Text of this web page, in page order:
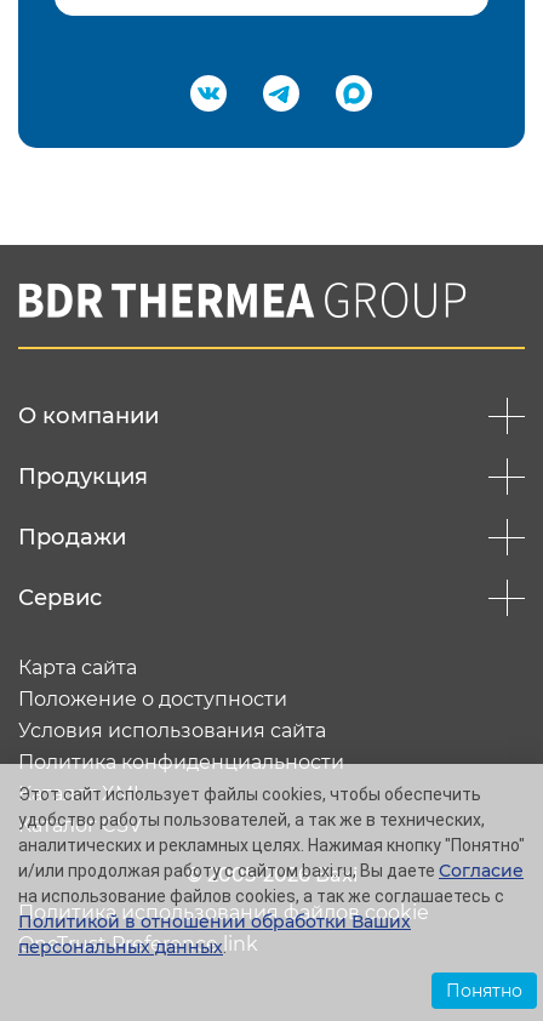
Подтвердить e-mail
Вы соглашаетесь с нашей политикой
конфеденциальности
О компании
Продукция
Продажи
Сервис
© 2005-2026 Baxi
Карта сайта
Положение о доступности
Условия использования сайта
Политика конфиденциальности
Каталог XML
Каталог CSV
Политика использования файлов cookie
OneTrust Preference link
Этот сайт использует файлы cookies, чтобы обеспечить
удобство работы пользователей, а так же в технических,
аналитических и рекламных целях. Нажимая кнопку "Понятно"
и/или продолжая работу с сайтом baxi.ru, Вы даете Согласие
на использование файлов cookies, а так же соглашаетесь с
Политикой в отношении обработки Ваших
персональных данных.
Понятно